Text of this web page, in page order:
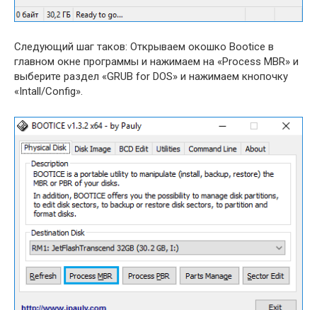
Следующий шаг таков: Открываем окошко Bootice в
главном окне программы и нажимаем на «Process MBR» и
выберите раздел «GRUB for DOS» и нажимаем кнопочку
«Intall/Config».